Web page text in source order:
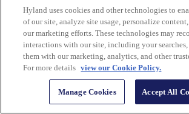
La fricción manual en los flujos de trabajo de
menudo frena el progreso y aumenta los costos.
agéntica elimina estos cuellos de botella
capaces de razonar en tareas complejas sin
intervención humana. En un caso de disputa
agente autónomo puede analizar el conflicto,
históricos y ejecutar la corrección. Esto acelera
negocio y proporciona un registro de auditoría
acción emprendida.
Hyland uses cookies and other technologies to
of our site, analyze site usage, personalize
our marketing efforts. These technologies may
interactions with our site, including your searches,
them with our marketing, analytics, and other
For more details view our Cookie Policy.
Manage Cookies Accept All